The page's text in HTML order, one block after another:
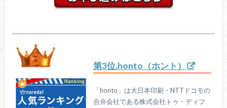
第3位.honto（ホント）
「honto」は大日本印刷・NTTドコモの
合弁会社である株式会社トゥ・ディフ